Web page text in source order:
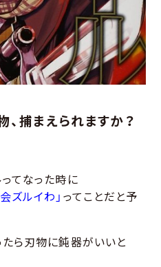
、捕まえられますか？
てなった時に
ズルイわ」 ってことだと予
ら刃物に鈍器がいいと